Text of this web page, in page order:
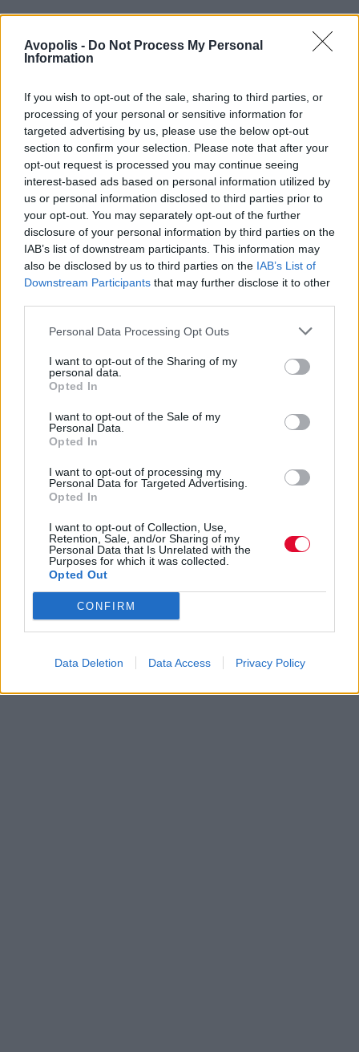
Avopolis - Do Not Process My Personal
Information
If you wish to opt-out of the sale, sharing to third parties, or
processing of your personal or sensitive information for
targeted advertising by us, please use the below opt-out
section to confirm your selection. Please note that after your
opt-out request is processed you may continue seeing
interest-based ads based on personal information utilized by
us or personal information disclosed to third parties prior to
your opt-out. You may separately opt-out of the further
disclosure of your personal information by third parties on the
IAB’s list of downstream participants. This information may
also be disclosed by us to third parties on the IAB’s List of
Downstream Participants that may further disclose it to other
Personal Data Processing Opt Outs
I want to opt-out of the Sharing of my
personal data.
Opted In
I want to opt-out of the Sale of my
Personal Data.
Opted In
I want to opt-out of processing my
Personal Data for Targeted Advertising.
Opted In
I want to opt-out of Collection, Use,
Retention, Sale, and/or Sharing of my
Personal Data that Is Unrelated with the
Purposes for which it was collected.
Opted Out
CONFIRM
Data Deletion Data Access Privacy Policy